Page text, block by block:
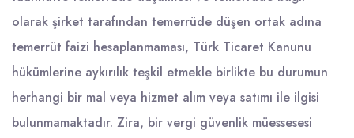
olarak şirket tarafından temerrüde düşen ortak adına
temerrüt faizi hesaplanmaması, Türk Ticaret Kanunu
hükümlerine aykırılık teşkil etmekle birlikte bu durumun
herhangi bir mal veya hizmet alım veya satımı ile ilgisi
bulunmamaktadır. Zira, bir vergi güvenlik müessesesi